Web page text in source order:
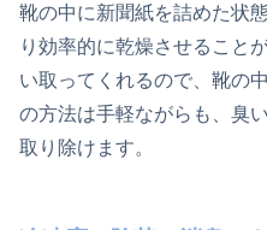
靴の中に新聞紙を詰めた状
り効率的に乾燥させること
い取ってくれるので、靴の
の方法は手軽ながらも、臭
取り除けます。